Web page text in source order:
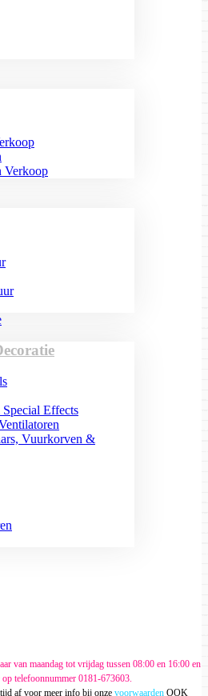
Verkoop
Effects
Vuurkorven &
van maandag tot vrijdag tussen 08:00 en 16:00 en
telefoonnummer 0181-673603.
af voor meer info bij onze voorwaarden OOK